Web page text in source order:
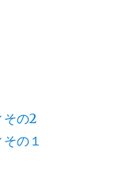
その2
の１